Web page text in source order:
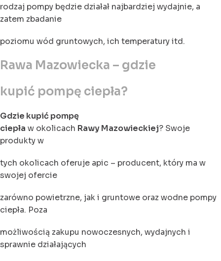
rodzaj pompy będzie działał najbardziej wydajnie, a
zatem zbadanie
poziomu wód gruntowych, ich temperatury itd.
Rawa Mazowiecka – gdzie
kupić pompę ciepła?
Gdzie kupić pompę
ciepła w okolicach Rawy Mazowieckiej? Swoje
produkty w
tych okolicach oferuje apic – producent, który ma w
swojej ofercie
zarówno powietrzne, jak i gruntowe oraz wodne pompy
ciepła. Poza
możliwością zakupu nowoczesnych, wydajnych i
sprawnie działających